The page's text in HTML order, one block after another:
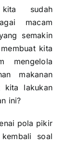
sudah
macam
semakin
kita
mengelola
makanan
kita lakukan
ini?
pola pikir
soal